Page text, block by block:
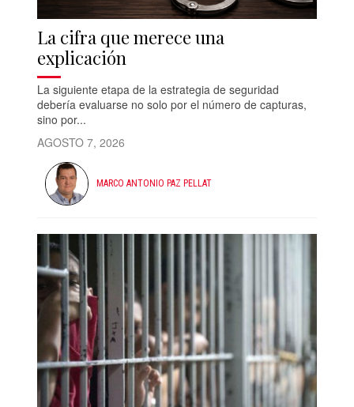
La cifra que merece una
explicación
La siguiente etapa de la estrategia de seguridad
debería evaluarse no solo por el número de capturas,
sino por...
AGOSTO 7, 2026
MARCO ANTONIO PAZ PELLAT